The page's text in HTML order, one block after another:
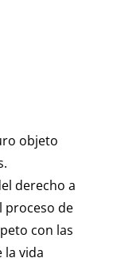
objeto
derecho a
proceso de
con las
la vida